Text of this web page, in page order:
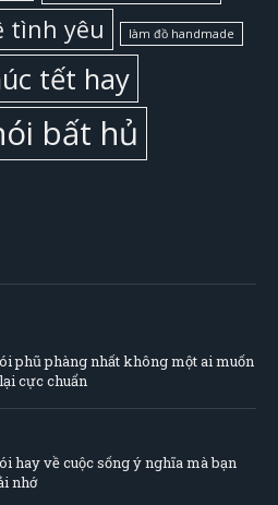
tình yêu làm đồ handmade
tết hay
bất hủ
phũ phàng nhất không một ai muốn
cực chuẩn
hay về cuộc sống ý nghĩa mà bạn
nhớ